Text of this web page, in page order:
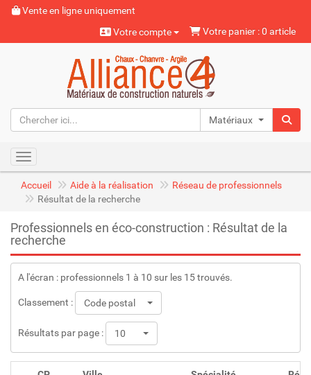
Vente en ligne uniquement
Votre compte
Votre panier : 0 article
Matériaux naturels
Toggle navigation
Accueil Aide à la réalisation
Réseau de professionnels
Résultat de la recherche
Professionnels en éco-construction : Résultat de la
recherche
A l'écran : professionnels 1 à 10 sur les 15 trouvés.
Classement : Code postal
Résultats par page : 10